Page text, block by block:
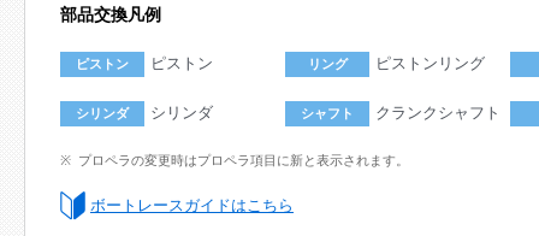
部品交換凡例
ピストン ピストン リング ピストンリング
シリンダ シリンダ シャフト クランクシャフト
プロペラの変更時はプロペラ項目に新と表示されます。
ボートレースガイドはこちら